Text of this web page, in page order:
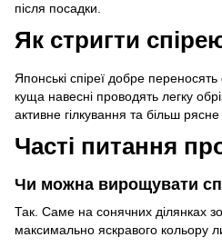
після посадки.
Як стригти
Японські спіреї добре
куща навесні проводять легку
активне гілкування та більш рясне
Часті питання
Чи можна вирощувати
Так. Саме на сонячних ділянках
максимально яскравого кольору